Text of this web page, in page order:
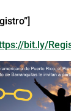
bit.ly/